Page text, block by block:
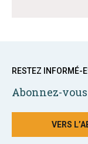
RESTEZ INFORMÉ-
Abonnez-
VERS